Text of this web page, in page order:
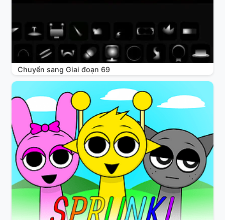
Chuyển sang Giai đoạn 69